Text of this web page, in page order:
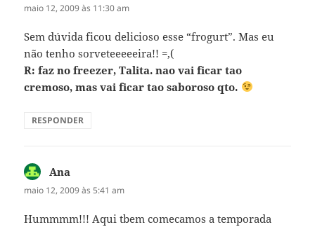
maio 12, 2009 às 11:30 am
Sem dúvida ficou delicioso esse “frogurt”. Mas eu
não tenho sorveteeeeeira!! =,(
R: faz no freezer, Talita. nao vai ficar tao
cremoso, mas vai ficar tao saboroso qto.
RESPONDER
Ana
maio 12, 2009 às 5:41 am
Hummmm!!! Aqui tbem comecamos a temporada